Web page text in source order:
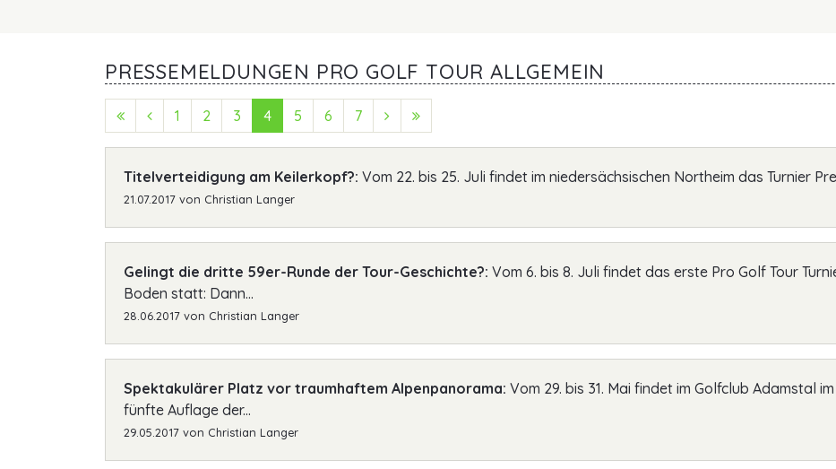
PRESSEMELDUNGEN PRO GOLF TOUR ALLGEMEIN
First (Anfang)
Previous (Zurück)
1 2 3 4 5 6 7 Next (Vorwärts)
Titelverteidigung am Keilerkopf?: Vom 22. bis 25. Juli findet im niedersächsischen Northeim das Turnier
21.07.2017 von Christian Langer
Gelingt die dritte 59er-Runde der Tour-Geschichte?: Vom 6. bis 8. Juli findet das erste Pro Golf Tour
Boden statt: Dann...
28.06.2017 von Christian Langer
Spektakulärer Platz vor traumhaftem Alpenpanorama: Vom 29. bis 31. Mai findet im Golfclub Adamstal
fünfte Auflage der...
29.05.2017 von Christian Langer